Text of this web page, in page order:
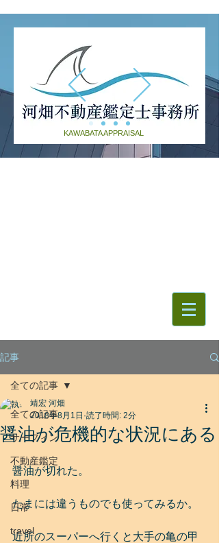
KAWABATA APPRAISAL
記事
全ての記事
サーフィン
不動産鑑定
料理
日常
travel
全ての記事
醤油が危機的な状況にある
靖宏 河畑
2018年8月1日 読了時間: 2分
醤油が切れた。
たまには違うものでも使ってみるか。
近所のスーパーへ行くと大手の亀の甲